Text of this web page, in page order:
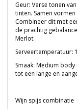
Geur: Verse tonen
tinten. Samen
Combineer dit met
de prachtig
Merlot.
Serveertemperatuur:
Smaak: Medium
tot een lange en
Wijn spijs combinatie